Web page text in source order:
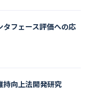
フェース評価への応
持向上法開発研究